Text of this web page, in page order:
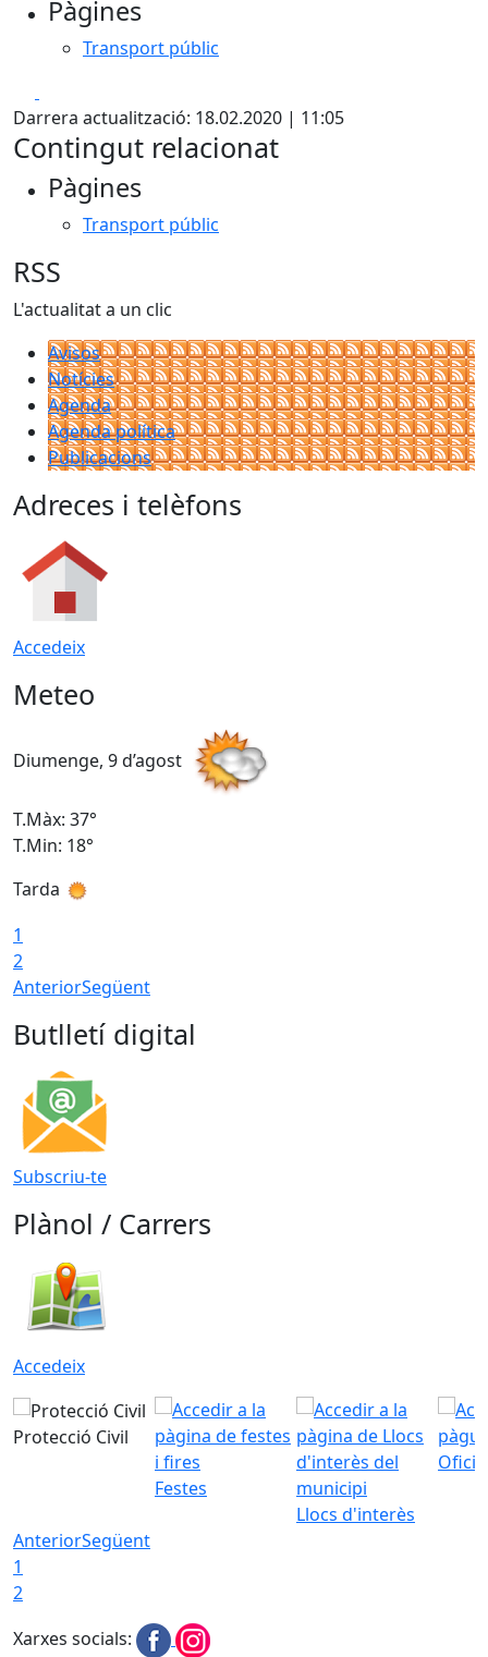
Pàgines
Transport públic
Darrera actualització: 18.02.2020 | 11:05
Contingut relacionat
Pàgines
Transport públic
RSS
L'actualitat a un clic
Avisos
Notícies
Agenda
Agenda política
Publicacions
Adreces i telèfons
Accedeix
Meteo
Diumenge, 9 d’agost
T.Màx: 37°
T.Min: 18°
Tarda
1
2
AnteriorSegüent
Butlletí digital
Subscriu-te
Plànol / Carrers
Accedeix
Protecció Civil
Festes
Llocs d'interès
AnteriorSegüent
1
2
Xarxes socials: